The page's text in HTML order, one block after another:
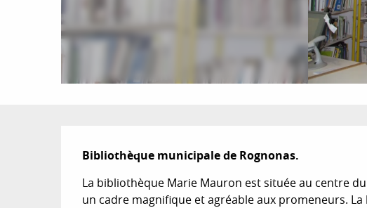
Description
Bibliothèque municipale de Rognonas.
La bibliothèque Marie Mauron est située au centre
un cadre magnifique et agréable aux promeneurs.